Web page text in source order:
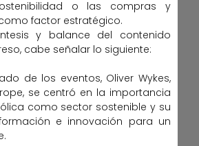
o las compras y
factor estratégico.
y balance del contenido
cabe señalar lo siguiente:
de los eventos, Oliver Wykes,
se centró en la importancia
como sector sostenible y su
e innovación para un